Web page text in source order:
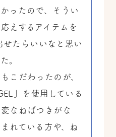
ったので、そうい
えするアイテムを
せたらいいなと思い
。
こだわったのが、
」を使用している
なねばつきがな
れている方や、ね